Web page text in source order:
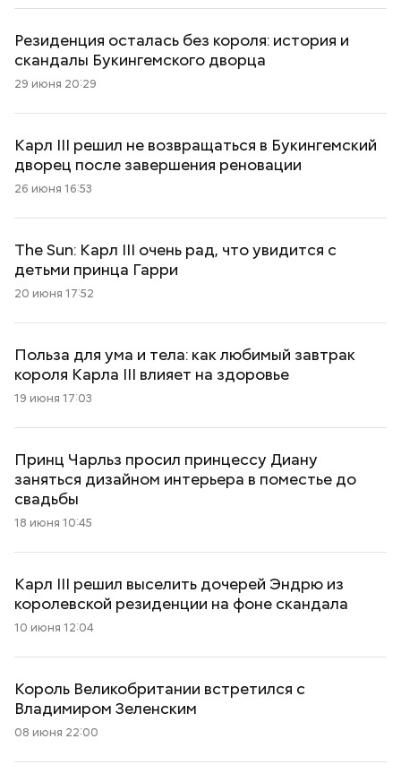
Резиденция осталась без короля: история и
скандалы Букингемского дворца
29 июня 20:29
Карл III решил не возвращаться в Букингемский
дворец после завершения реновации
26 июня 16:53
The Sun: Карл III очень рад, что увидится с
детьми принца Гарри
20 июня 17:52
Польза для ума и тела: как любимый завтрак
короля Карла III влияет на здоровье
19 июня 17:03
Принц Чарльз просил принцессу Диану
заняться дизайном интерьера в поместье до
свадьбы
18 июня 10:45
Карл III решил выселить дочерей Эндрю из
королевской резиденции на фоне скандала
10 июня 12:04
Король Великобритании встретился с
Владимиром Зеленским
08 июня 22:00